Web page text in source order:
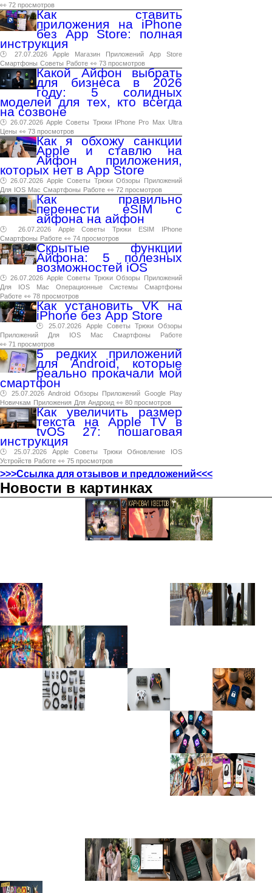
👀 72 просмотров
Как ставить
приложения на iPhone
без App Store: полная
инструкция
🕑 27.07.2026 Apple Магазин Приложений App
Store
Смартфоны Советы Работе 👀 73 просмотров
Какой Айфон выбрать
для бизнеса в 2026
году: 5 солидных
моделей для тех, кто всегда
на созвоне
🕑 26.07.2026 Apple Советы Трюки IPhone Pro Max Ultra
Цены 👀 73 просмотров
Как я обхожу санкции
Apple и ставлю на
Айфон приложения,
которых нет в App Store
🕑 26.07.2026 Apple Советы Трюки Обзоры
Приложений
Для IOS Mac Смартфоны Работе 👀 72 просмотров
Как правильно
перенести eSIM с
айфона на айфон
🕑 26.07.2026 Apple Советы Трюки ESIM
IPhone
Смартфоны Работе 👀 74 просмотров
Скрытые функции
Айфона: 5 полезных
возможностей iOS
🕑 26.07.2026 Apple Советы Трюки Обзоры
Приложений
Для
IOS Mac Операционные Системы
Смартфоны
Работе 👀 78 просмотров
Как установить VK на
iPhone без App Store
🕑 25.07.2026 Apple Советы Трюки Обзоры
Приложений
Для IOS Mac Смартфоны
Работе
👀 71 просмотров
5 редких приложений
для Android, которые
реально прокачали мой
смартфон
🕑 25.07.2026 Android Обзоры Приложений Google
Play
Новичкам Приложения Для Андроид 👀 80 просмотров
Как увеличить размер
текста на Apple TV в
tvOS 27: пошаговая
инструкция
🕑 25.07.2026 Apple Советы Трюки Обновление
IOS
Устройств Работе 👀 75 просмотров
>>>Ссылка для отзывов и предложений<<<
Новости в картинках